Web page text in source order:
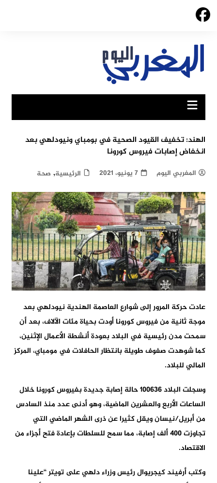
Skip
الهند: تخفيف القيود الصحية في بومباي ونيودلهي بعد
انخفاض إصابات فيروس كورونا
المغربي اليوم 7 يونيو، 2021 الرئيسية, صحة
عادت حركة المرور إلى شوارع العاصمة الهندية نيودلهي بعد
موجة ثانية من فيروس كورونا أودت بحياة مئات الآلاف، بعد أن
سمحت مدن رئيسية في البلاد بعودة أنشطة الأعمال الإثنين،
كما شوهدت صفوف طويلة بانتظار الحافلات في مومباي، المركز
المالي للبلاد.
وسجلت البلاد 100636 حالة إصابة جديدة بفيروس كورونا خلال
الساعات الأربع والعشرين الماضية، وهو أدنى عدد منذ السادس
من أبريل/نيسان ويقل كثيرا عن ذرى الشهر الماضي التي
تجاوزت 400 ألف إصابة، مما سمح للسلطات بإعادة فتح أجزاء من
الاقتصاد.
وكتب أرفيند كيجريوال رئيس وزراء دلهي على تويتر “علينا